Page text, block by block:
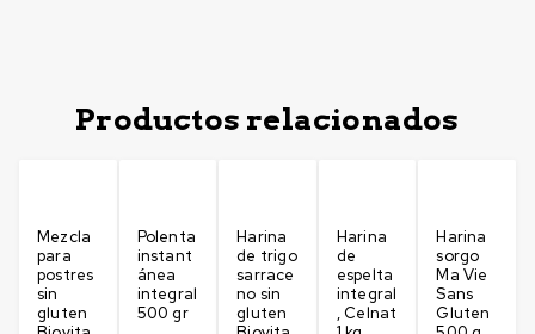
Productos relacionados
Mezcla
para
postres
sin
gluten
Polenta
instant
ánea
integral
500 gr
Harina
de trigo
sarrace
no sin
gluten
Harina
de
espelta
integral
, Celnat
Harina
sorgo
Ma Vie
Sans
Gluten